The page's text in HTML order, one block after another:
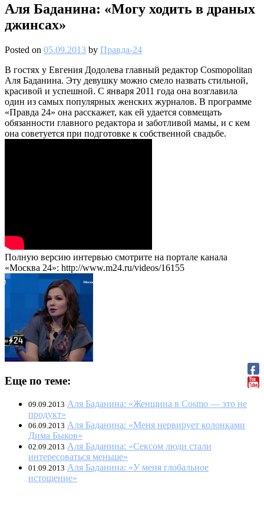
Аля Баданина: «Могу ходить в драных
джинсах»
Posted on 05.09.2013 by Правда-24
В гостях у Евгения Додолева главный редактор Cosmopolitan
Аля Баданина. Эту девушку можно смело назвать стильной,
красивой и успешной. С января 2011 года она возглавила
один из самых популярных женских журналов. В программе
«Правда 24» она расскажет, как ей удается совмещать
обязанности главного редактора и заботливой мамы, и с кем
она советуется при подготовке к собственной свадьбе.
Полную версию интервью смотрите на портале канала
«Москва 24»: http://www.m24.ru/videos/16155
Еще по теме:
09.09.2013 Аля Баданина: «Женщина в Cosmo — это не
продукт»
06.09.2013 Аля Баданина: «Меня нервирует колонками
Дима Быков»
02.09.2013 Аля Баданина: «Сексом люди стали
интересоваться меньше»
01.09.2013 Аля Баданина: «У меня глобальное
истощение»